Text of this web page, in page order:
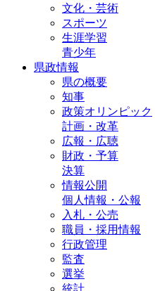
文化・芸術
スポーツ
生涯学習
青少年
県政情報
県の概要
知事
政策オリンピック
計画・改革
広報・広聴
財政・予算
決算
情報公開
個人情報・公報
入札・公売
職員・採用情報
行政管理
監査
選挙
統計